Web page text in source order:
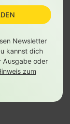
Newsletter
kannst dich
Ausgabe oder
zum